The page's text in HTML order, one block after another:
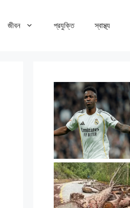
জীবন প্রযুক্তি স্বাস্থ্য